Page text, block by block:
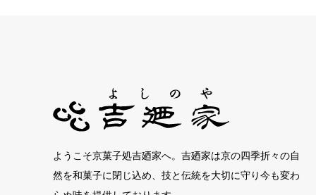
ようこそ京菓子処吉廼家へ。吉廼家は京の四季折々の自
然を和菓子に閉じ込め、技と伝統を大切に守り今も変わ